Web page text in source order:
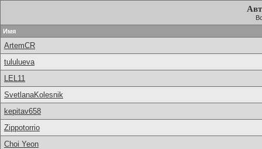
Имя
ArtemCR
tululueva
LEL11
SvetlanaKolesnik
kepitav658
Zippotorrio
Choi Yeon